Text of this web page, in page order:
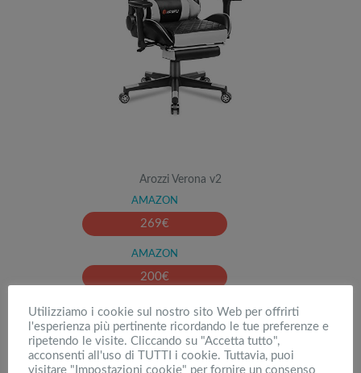
Arozzi Verona v2
AMAZON
269€
AMAZON
200€
6 GT Player: Ergonomia di gioco al top
Utilizziamo i cookie sul nostro sito Web per offrirti
l'esperienza più pertinente ricordando le tue preferenze e
ripetendo le visite. Cliccando su "Accetta tutto",
acconsenti all'uso di TUTTI i cookie. Tuttavia, puoi
visitare "Impostazioni cookie" per fornire un consenso